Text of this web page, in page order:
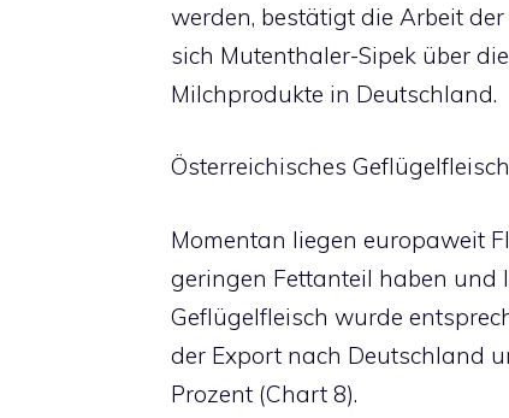
werden, bestätigt die Arbeit
sich Mutenthaler-Sipek über
Milchprodukte in Deutschland.
Österreichisches
Momentan liegen europaweit
geringen Fettanteil haben und
Geflügelfleisch wurde
der Export nach Deutschland
Prozent (Chart 8).